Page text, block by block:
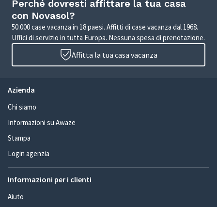
Perché dovresti affittare la tua casa
con Novasol?
50.000 case vacanza in 18 paesi. Affitti di case vacanza dal 1968.
Uffici di servizio in tutta Europa. Nessuna spesa di prenotazione.
Affitta la tua casa vacanza
Azienda
Chi siamo
Informazioni su Awaze
Stampa
Login agenzia
Informazioni per i clienti
Aiuto